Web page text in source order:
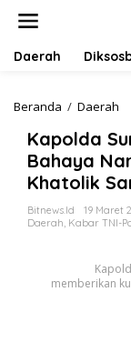
Daerah
Beranda / Daerah
p
o
l
d
a
S
u
t
Kapolda
Bahaya
Khatolik
Bitnews.id
19 Maret
Daerah, Kabar TNI-
memberikan